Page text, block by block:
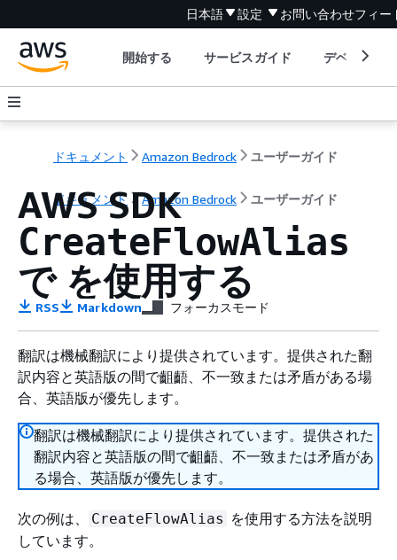
日本語 設定 お問い合わせフィー
開始する サービスガイド デベロッパ
ドキュメント Amazon Bedrock ユーザーガイド
ドキュメント Amazon Bedrock ユーザーガイド
AWS SDK
CreateFlowAlias
で を使用する
RSS Markdown フォーカスモード
翻訳は機械翻訳により提供されています。提供された翻
訳内容と英語版の間で齟齬、不一致または矛盾がある場
合、英語版が優先します。
翻訳は機械翻訳により提供されています。提供された
翻訳内容と英語版の間で齟齬、不一致または矛盾があ
る場合、英語版が優先します。
次の例は、 CreateFlowAlias を使用する方法を説明
しています。